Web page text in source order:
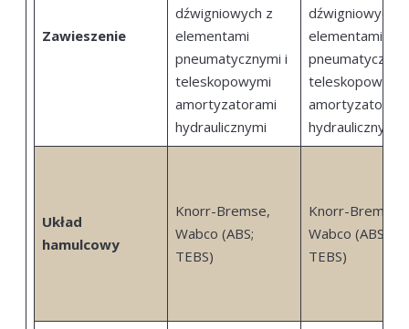
Zawieszenie
dźwigniowych z
elementami
pneumatycznymi i
teleskopowymi
amortyzatorami
hydraulicznymi
dźwigniowych z
elementami
teleskopowymi
amortyzatorami
hydraulicznymi
Układ
hamulcowy
Knorr-Bremse,
Wabco (ABS;
TEBS)
Knorr-Bremse,
Wabco (ABS;
TEBS)